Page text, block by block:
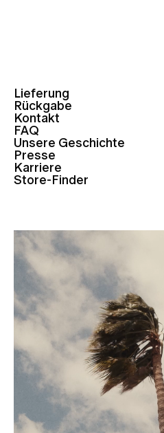
Lieferung
Rückgabe
Kontakt
FAQ
Unsere Geschichte
Presse
Karriere
Store-Finder